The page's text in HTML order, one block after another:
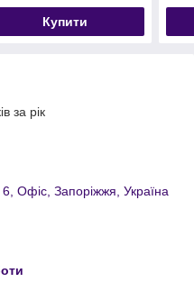
Купити
за рік
Офіс, Запоріжжя, Україна